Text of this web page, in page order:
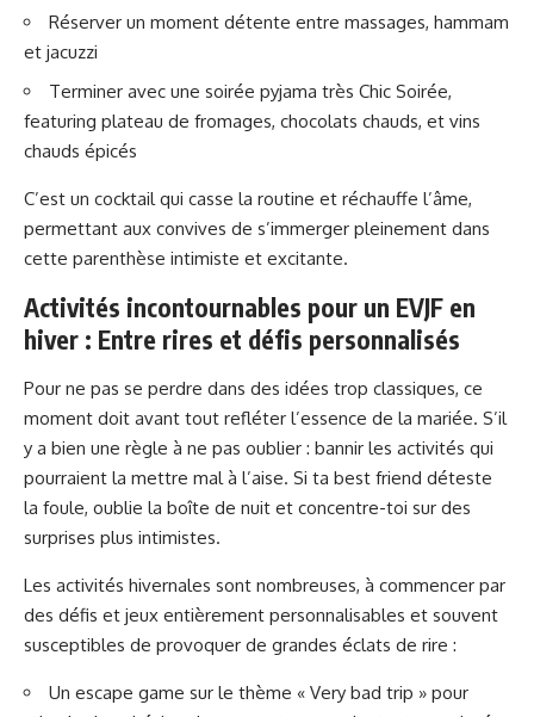
Réserver un moment détente entre massages, hammam
et jacuzzi
Terminer avec une soirée pyjama très Chic Soirée,
featuring plateau de fromages, chocolats chauds, et vins
chauds épicés
C’est un cocktail qui casse la routine et réchauffe l’âme,
permettant aux convives de s’immerger pleinement dans
cette parenthèse intimiste et excitante.
Activités incontournables pour un EVJF en
hiver : Entre rires et défis personnalisés
Pour ne pas se perdre dans des idées trop classiques, ce
moment doit avant tout refléter l’essence de la mariée. S’il
y a bien une règle à ne pas oublier : bannir les activités qui
pourraient la mettre mal à l’aise. Si ta best friend déteste
la foule, oublie la boîte de nuit et concentre-toi sur des
surprises plus intimistes.
Les activités hivernales sont nombreuses, à commencer par
des défis et jeux entièrement personnalisables et souvent
susceptibles de provoquer de grandes éclats de rire :
Un escape game sur le thème « Very bad trip » pour